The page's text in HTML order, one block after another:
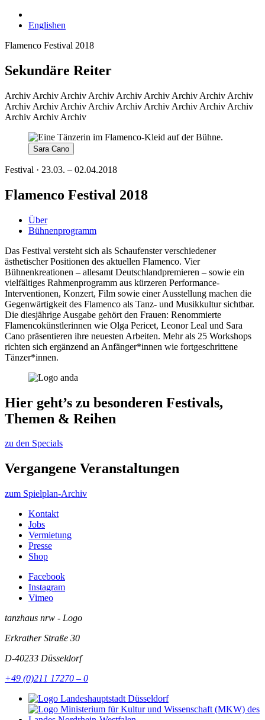
Englishen
Flamenco Festival 2018
Sekundäre Reiter
Archiv Archiv Archiv Archiv Archiv Archiv Archiv Archiv Archiv
Archiv Archiv Archiv Archiv Archiv Archiv Archiv Archiv Archiv
Archiv Archiv Archiv
Sara Cano
Festival · 23.03. – 02.04.2018
Flamenco Festival 2018
Über
Bühnenprogramm
Das Festival versteht sich als Schaufenster verschiedener
ästhetischer Positionen des aktuellen Flamenco. Vier
Bühnenkreationen – allesamt Deutschlandpremieren – sowie ein
vielfältiges Rahmenprogramm aus kürzeren Performance-
Interventionen, Konzert, Film sowie einer Ausstellung machen die
Gegenwärtigkeit des Flamenco als Tanz- und Musikkultur sichtbar.
Die diesjährige Ausgabe gehört den Frauen: Renommierte
Flamencokünstlerinnen wie Olga Pericet, Leonor Leal und Sara
Cano präsentieren ihre neuesten Arbeiten. Mehr als 25 Workshops
richten sich ergänzend an Anfänger*innen wie fortgeschrittene
Tänzer*innen.
Hier geht’s zu besonderen Festivals,
Themen & Reihen
zu den Specials
Vergangene Veranstaltungen
zum Spielplan-Archiv
Kontakt
Jobs
Vermietung
Presse
Shop
Facebook
Instagram
Vimeo
tanzhaus nrw - Logo
Erkrather Straße 30
D-40233 Düsseldorf
+49 (0)211 17270 – 0